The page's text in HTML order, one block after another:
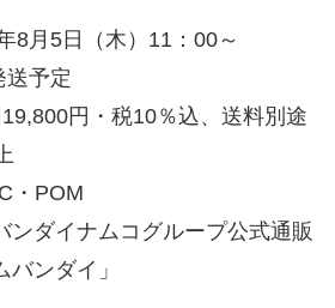
8月5日（木）11：00～
送予定
円・税10％込、送料別途
・POM
ンダイナムコグループ公式通販
ンダイ」